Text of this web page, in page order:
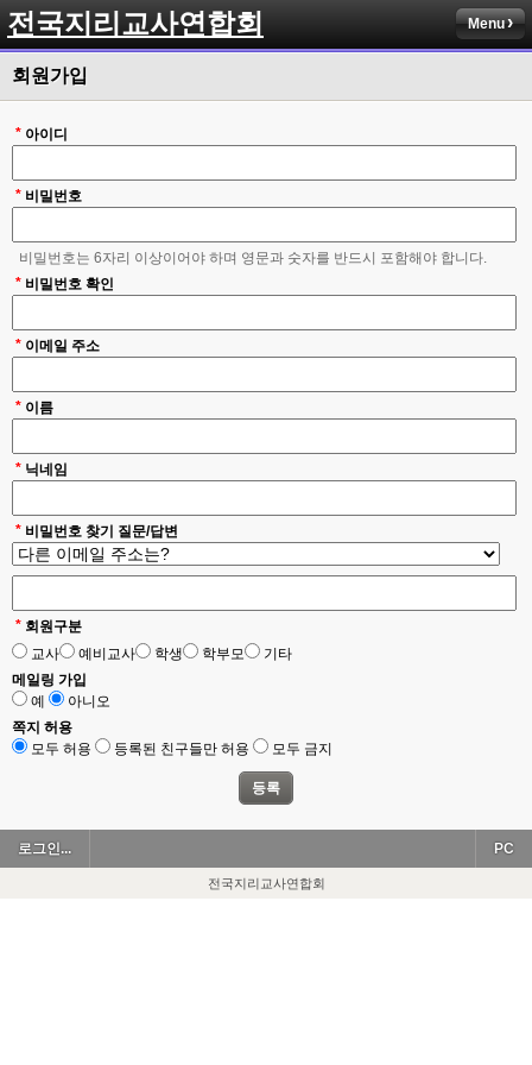
전국지리교사연합회 Menu
회원가입
아이디
*
비밀번호
*
비밀번호는 6자리 이상이어야 하며 영문과 숫자를 반드시 포함해야 합니다.
비밀번호 확인
*
* 이메일 주소
* 이름
* 닉네임
* 비밀번호 찾기 질문/답변
* 회원구분
교사
예비교사 학생 학부모
기타
메일링 가입
예
아니오
쪽지 허용
모두 허용
등록된 친구들만 허용 모두 금지
로그인... PC
전국지리교사연합회